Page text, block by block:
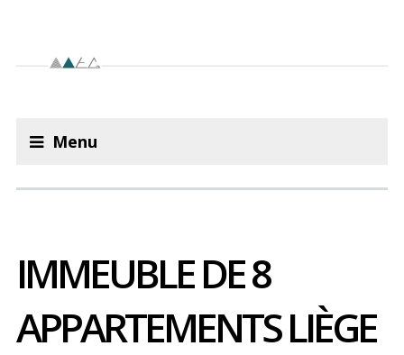
Menu
IMMEUBLE DE 8
APPARTEMENTS LIÈGE